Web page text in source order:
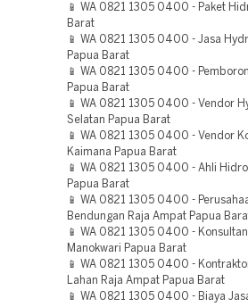
📱 WA 0821 1305 0400 - Paket
Barat
📱 WA 0821 1305 0400 - Jasa
Papua Barat
📱 WA 0821 1305 0400 -
Papua Barat
📱 WA 0821 1305 0400 - Vendor
Selatan Papua Barat
📱 WA 0821 1305 0400 - Vendor
Kaimana Papua Barat
📱 WA 0821 1305 0400 - Ahli
Papua Barat
📱 WA 0821 1305 0400 -
Bendungan Raja Ampat Papua
📱 WA 0821 1305 0400 -
Manokwari Papua Barat
📱 WA 0821 1305 0400 -
Lahan Raja Ampat Papua Barat
📱 WA 0821 1305 0400 - Biaya